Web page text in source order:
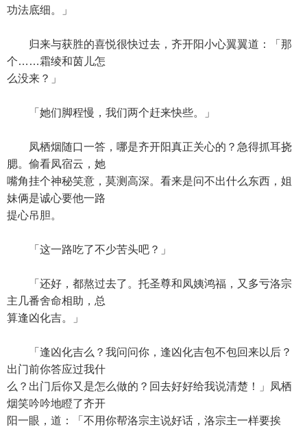
功法底细。」
归来与获胜的喜悦很快过去，齐开阳小心翼翼道：「那
个……霜绫和茵儿怎
么没来？」
「她们脚程慢，我们两个赶来快些。」
凤栖烟随口一答，哪是齐开阳真正关心的？急得抓耳挠
腮。偷看凤宿云，她
嘴角挂个神秘笑意，莫测高深。看来是问不出什么东西，姐
妹俩是诚心要他一路
提心吊胆。
「这一路吃了不少苦头吧？」
「还好，都熬过去了。托圣尊和凤姨鸿福，又多亏洛宗
主几番舍命相助，总
算逢凶化吉。」
「逢凶化吉么？我问问你，逢凶化吉包不包回来以后？
出门前你答应过我什
么？出门后你又是怎么做的？回去好好给我说清楚！」凤栖
烟笑吟吟地瞪了齐开
阳一眼，道：「不用你帮洛宗主说好话，洛宗主一样要挨